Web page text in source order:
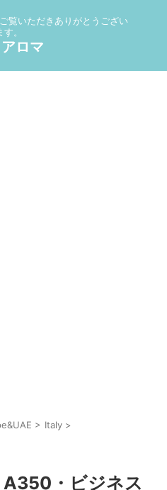
覧いただきありがとうござい
す。
ロマ
> Italy >
A350・ビジネス